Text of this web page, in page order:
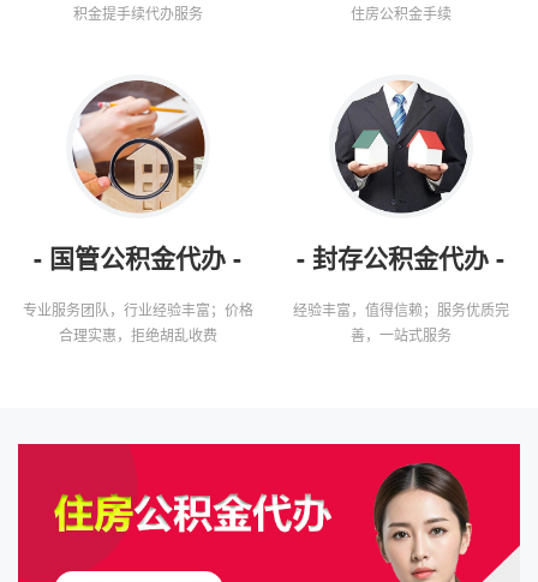
积金提手续代办服务
住房公积金手续
- 国管公积金代办 -
专业服务团队，行业经验丰富；价格
合理实惠，拒绝胡乱收费
- 封存公积金代办 -
经验丰富，值得信赖；服务优质完
善，一站式服务